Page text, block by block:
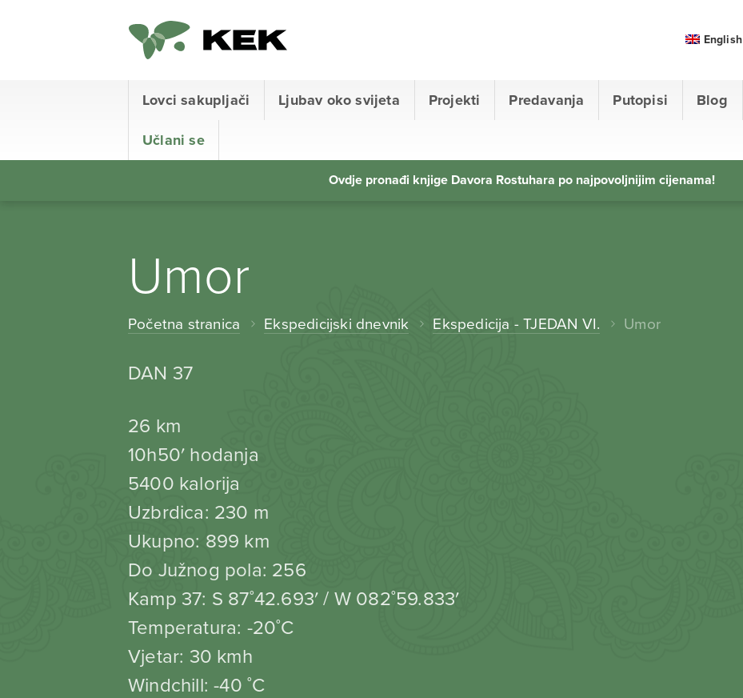
Lovci sakupljači Ljubav oko svijeta Projekti Predavanja Putopisi Blog
Učlani se
English
Ovdje pronađi knjige Davora Rostuhara po najpovoljnijim cijenama!
Umor
Početna stranica Ekspedicijski dnevnik Ekspedicija - TJEDAN VI. Umor
DAN 37
26 km
10h50′ hodanja
5400 kalorija
Uzbrdica: 230 m
Ukupno: 899 km
Do Južnog pola: 256
Kamp 37: S 87˚42.693′ / W 082˚59.833′
Temperatura: -20˚C
Vjetar: 30 kmh
Windchill: -40 ˚C